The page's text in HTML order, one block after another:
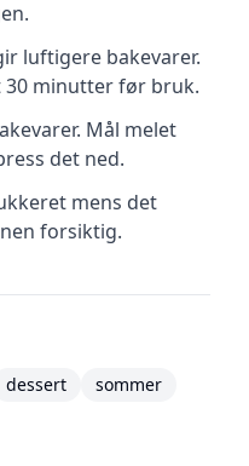
luftigere bakevarer.
30 minutter før bruk.
Mål melet
det ned.
mens det
forsiktig.
dessert
sommer